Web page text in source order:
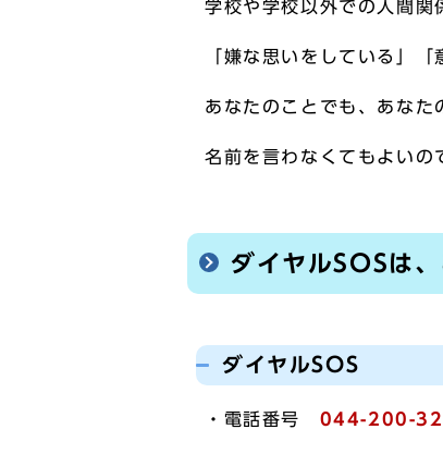
学校や学校以外での人間関
「嫌な思いをしている」
あなたのことでも、あなた
名前を言わなくてもよいの
ダイヤルSOSは
ダイヤルSOS
・電話番号 044-200-